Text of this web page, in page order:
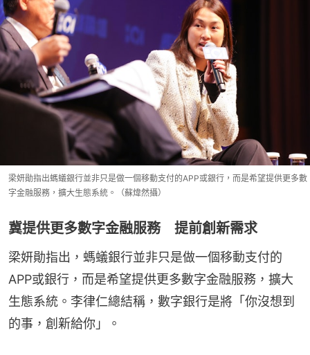
梁妍勛指出螞蟻銀行並非只是做一個移動支付的APP或銀行，而是希望提供更多數
字金融服務，擴大生態系統。（蘇煒然攝）
冀提供更多數字金融服務 提前創新需求
梁妍勛指出，螞蟻銀行並非只是做一個移動支付的
APP或銀行，而是希望提供更多數字金融服務，擴大
生態系統。李律仁總結稱，數字銀行是將「你沒想到
的事，創新給你」。